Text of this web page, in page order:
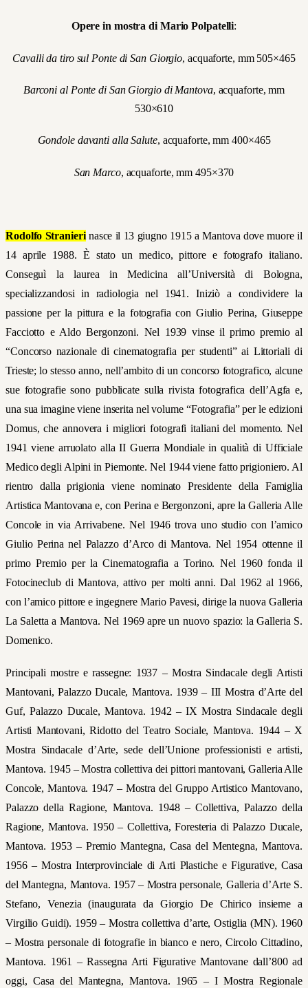
Opere in mostra di Mario Polpatelli:
Cavalli da tiro sul Ponte di San Giorgio, acquaforte, mm 505×465
Barconi al Ponte di San Giorgio di Mantova, acquaforte, mm
530×610
Gondole davanti alla Salute, acquaforte, mm 400×465
San Marco, acquaforte, mm 495×370
Rodolfo Stranierinasce il 13 giugno 1915 a Mantova dove muore il
14 aprile 1988. È stato un medico, pittore e fotografo italiano.
Conseguì la laurea in Medicina all’Università di Bologna,
specializzandosi in radiologia nel 1941. Iniziò a condividere la
passione per la pittura e la fotografia con Giulio Perina, Giuseppe
Facciotto e Aldo Bergonzoni. Nel 1939 vinse il primo premio al
“Concorso nazionale di cinematografia per studenti” ai Littoriali di
Trieste; lo stesso anno, nell’ambito di un concorso fotografico, alcune
sue fotografie sono pubblicate sulla rivista fotografica dell’Agfa e,
una sua imagine viene inserita nel volume “Fotografia” per le edizioni
Domus, che annovera i migliori fotografi italiani del momento. Nel
1941 viene arruolato alla II Guerra Mondiale in qualità di Ufficiale
Medico degli Alpini in Piemonte. Nel 1944 viene fatto prigioniero. Al
rientro dalla prigionia viene nominato Presidente della Famiglia
Artistica Mantovana e, con Perina e Bergonzoni, apre la Galleria Alle
Concole in via Arrivabene. Nel 1946 trova uno studio con l’amico
Giulio Perina nel Palazzo d’Arco di Mantova. Nel 1954 ottenne il
primo Premio per la Cinematografia a Torino. Nel 1960 fonda il
Fotocineclub di Mantova, attivo per molti anni. Dal 1962 al 1966,
con l’amico pittore e ingegnere Mario Pavesi, dirige la nuova Galleria
La Saletta a Mantova. Nel 1969 apre un nuovo spazio: la Galleria S.
Domenico.
Principali mostre e rassegne: 1937 – Mostra Sindacale degli Artisti
Mantovani, Palazzo Ducale, Mantova. 1939 – III Mostra d’Arte del
Guf, Palazzo Ducale, Mantova. 1942 – IX Mostra Sindacale degli
Artisti Mantovani, Ridotto del Teatro Sociale, Mantova. 1944 – X
Mostra Sindacale d’Arte, sede dell’Unione professionisti e artisti,
Mantova. 1945 – Mostra collettiva dei pittori mantovani,Galleria Alle
Concole,Mantova. 1947 – Mostra del Gruppo Artistico Mantovano,
Palazzo della Ragione, Mantova. 1948 – Collettiva, Palazzo della
Ragione, Mantova. 1950 – Collettiva, Foresteria di Palazzo Ducale,
Mantova. 1953 – Premio Mantegna, Casa del Mentegna, Mantova.
1956 – Mostra Interprovinciale di Arti Plastiche e Figurative, Casa
del Mantegna, Mantova. 1957 – Mostra personale, Galleria d’Arte S.
Stefano, Venezia (inaugurata da Giorgio De Chirico insieme a
Virgilio Guidi). 1959 – Mostra collettiva d’arte, Ostiglia (MN). 1960
– Mostra personale di fotografie in bianco e nero, Circolo Cittadino,
Mantova. 1961 – Rassegna Arti Figurative Mantovane dall’800 ad
oggi, Casa del Mantegna, Mantova. 1965 – I Mostra Regionale